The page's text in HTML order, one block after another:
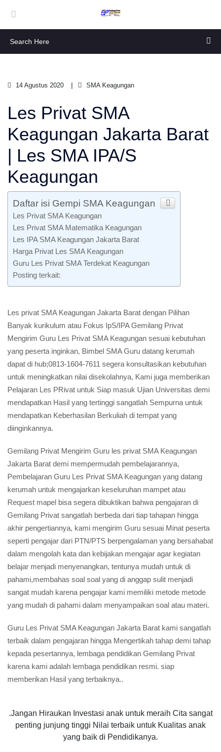
14 Agustus 2020 SMA Keagungan
Les Privat SMA
Keagungan Jakarta Barat
| Les SMA IPA/S
Keagungan
Daftar isi Gempi SMA Keagungan
Les Privat SMA Keagungan
Les Privat SMA Matematika Keagungan
Les IPA SMA Keagungan Jakarta Barat
Harga Privat Les SMA Keagungan
Guru Les Privat SMA Terdekat Keagungan
Posting terkait:
Les privat SMA Keagungan Jakarta Barat dengan Pilihan
Banyak kurikulum atau Fokus IpS/IPA Gemilang Privat
Mengirim Guru Les Privat SMA Keagungan sesuai kebutuhan
yang peserta inginkan, Bimbel SMA Guru datang kerumah
dapat di hub;0813-1604-7611 segera konsultasikan kebutuhan
untuk meningkatkan nilai disekolahnya, Kami juga memberikan
Pelajaran Les PRivat untuk Siap masuk Ujian Universitas demi
mendapatkan Hasil yang tertinggi sangatlah Sempurna untuk
mendapatkan Keberhasilan Berkuliah di tempat yang
diinginkannya.
Gemilang Privat Mengirim Guru les privat SMA Keagungan
Jakarta Barat demi mempermudah pembelajarannya,
Pembelajaran Guru Les Privat SMA Keagungan yang datang
kerumah untuk mengajarkan keseluruhan mampet atau
Request mapel bisa segera dibuktikan bahwa pengajaran di
Gemilang Privat sangatlah berbeda dari tiap tahapan hingga
akhir pengertiannya, kami mengirim Guru sesuai Minat peserta
seperti pengajar dari PTN/PTS berpengalaman yang bersahabat
dalam mengolah kata dan kebijakan mengajar agar kegiatan
belajar menjadi menyenangkan, tentunya mudah untuk di
pahami,membahas soal soal yang di anggap sulit menjadi
sangat mudah karena pengajar kami memiliki metode metode
yang mudah di pahami dalam menyampaikan soal atau materi.
Guru Les Privat SMA Keagungan Jakarta Barat kami sangatlah
terbaik dalam pengajaran hingga Mengertikah tahap demi tahap
kepada pesertannya, lembaga pendidikan Gemilang Privat
karena kami adalah lembaga pendidikan resmi. siap
memberikan Hasil yang terbaiknya..
.Jangan Hiraukan Investasi anak untuk meraih Cita sangat
penting junjung tinggi Nilai terbaik untuk Kualitas anak
yang baik di Pendidikanya.